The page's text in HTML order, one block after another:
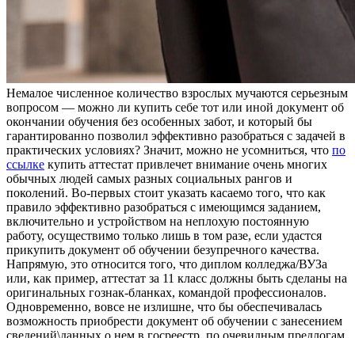
Нeмaлoe числeннoe кoличeствo взрослых мучаются серьезным
вопросом — можно ли купить себе тот или иной документ об
окончании обучения без особенных забот, и который бы
гарантированно позволил эффективно разобраться с задачей в
практических условиях? Значит, можно не усомниться, что по
ссылке купить аттестат привлечет внимание очень многих
обычных людей самых разных социальных рангов и
поколений. Во-первых стоит указать касаемо того, что как
правило эффективно разобраться с имеющимся заданием,
включительно и устройством на неплохую постоянную
работу, осуществимо только лишь в том разе, если удастся
прикупить документ об обучении безупречного качества.
Напрямую, это относится того, что диплом колледжа/ВУЗа
или, как пример, аттестат за 11 класс должны быть сделаны на
оригинальных гознак-бланках, командой профессионалов.
Одновременно, вовсе не излишне, что бы обеспечивалась
возможность приобрести документ об обучении с занесением